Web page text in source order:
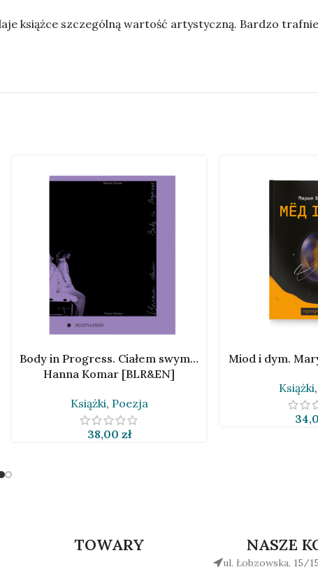
książce szczególną wartość artystyczną. Bardzo
DODAJ DO KOSZYKA
Body in Progress. Ciałem swym…
Hanna Komar [BLR&EN]
Książki, Poezja
38,00 zł
DODAJ DO KOSZYKA
Miod i dym.
Książki,
TOWARY NASZE
ul. Łobzowska, 15/